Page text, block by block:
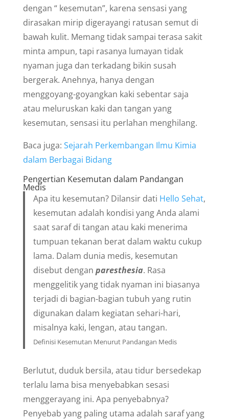
dengan “ kesemutan”, karena sensasi yang
dirasakan mirip digerayangi ratusan semut di
bawah kulit. Memang tidak sampai terasa sakit
minta ampun, tapi rasanya lumayan tidak
nyaman juga dan terkadang bikin susah
bergerak. Anehnya, hanya dengan
menggoyang-goyangkan kaki sebentar saja
atau meluruskan kaki dan tangan yang
kesemutan, sensasi itu perlahan menghilang.
Baca juga: Sejarah Perkembangan Ilmu Kimia
dalam Berbagai Bidang
Pengertian Kesemutan dalam Pandangan
Medis
Apa itu kesemutan? Dilansir dati Hello Sehat,
kesemutan adalah kondisi yang Anda alami
saat saraf di tangan atau kaki menerima
tumpuan tekanan berat dalam waktu cukup
lama. Dalam dunia medis, kesemutan
disebut dengan paresthesia. Rasa
menggelitik yang tidak nyaman ini biasanya
terjadi di bagian-bagian tubuh yang rutin
digunakan dalam kegiatan sehari-hari,
misalnya kaki, lengan, atau tangan.
Definisi Kesemutan Menurut Pandangan Medis
Berlutut, duduk bersila, atau tidur bersedekap
terlalu lama bisa menyebabkan sesasi
menggerayang ini. Apa penyebabnya?
Penyebab yang paling utama adalah saraf yang